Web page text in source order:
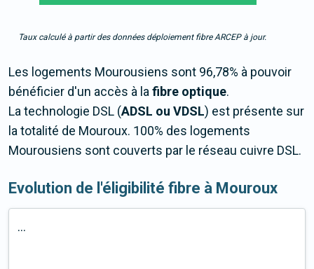
Taux calculé à partir des données déploiement fibre ARCEP à jour.
Les logements Mourousiens sont 96,78% à pouvoir
bénéficier d'un accès à lafibre optique.
La technologie DSL (ADSL ou VDSL) est présente sur
la totalité de Mouroux. 100% des logements
Mourousiens sont couverts par le réseau cuivre DSL.
Evolution de l'éligibilité fibre à Mouroux
...